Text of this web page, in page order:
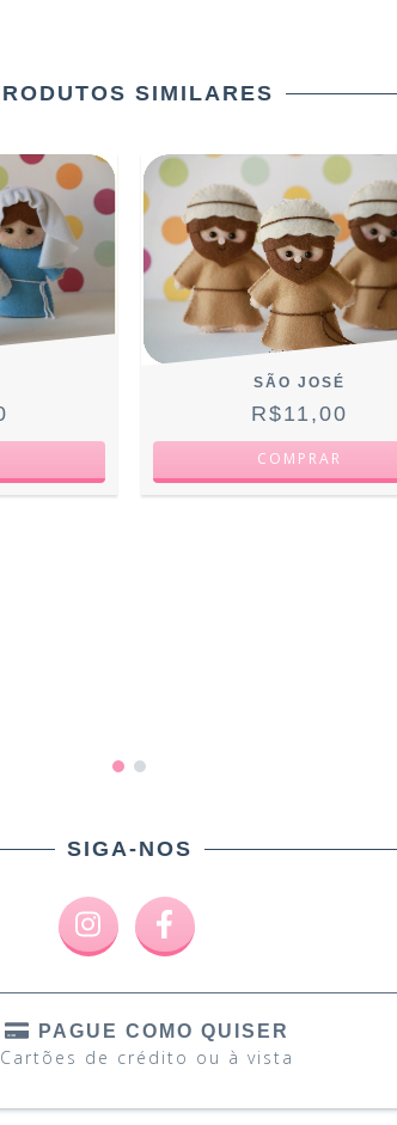
SIMILARES
SÃO JOSÉ
R$11,00
SIGA-NOS
PAGUE COMO QUISER
Cartões de crédito ou à vista